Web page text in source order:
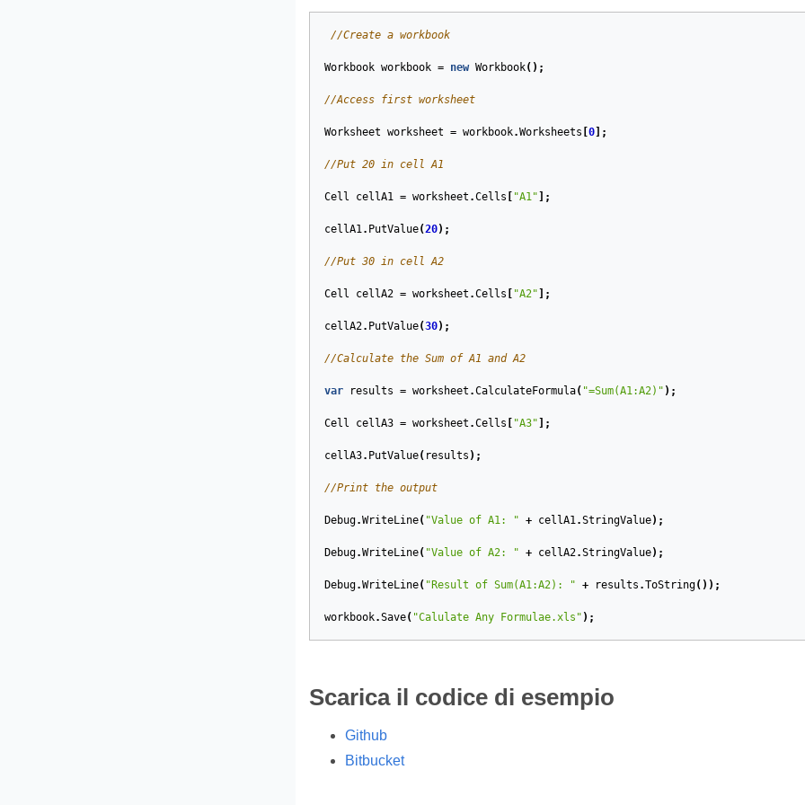
//Create a workbook
Workbook workbook = new Workbook();
//Access first worksheet
Worksheet worksheet = workbook.Worksheets 0];
//Put 20 in cell A1
Cell cellA1 = worksheet .Cells "A1" ];
cellA1. PutValue(20);
//Put 30 in cell A2
Cell cellA2 = worksheet .Cells "A2" ];
cellA2. PutValue(30);
//Calculate the Sum of A1 and A2
var results = worksheet .CalculateFormula( "=Sum(A1:A2)" );
Cell cellA3 = worksheet .Cells "A3" ];
cellA3. PutValue( results );
//Print the output
Debug.WriteLine( "Value of A1: " + cellA1.StringValue);
Debug.WriteLine( "Value of A2: " + cellA2.StringValue);
Debug.WriteLine( "Result of Sum(A1:A2): " + results .ToString());
workbook.Save( "Calulate Any Formulae.xls" );
Scarica il codice di esempio
Github
Bitbucket